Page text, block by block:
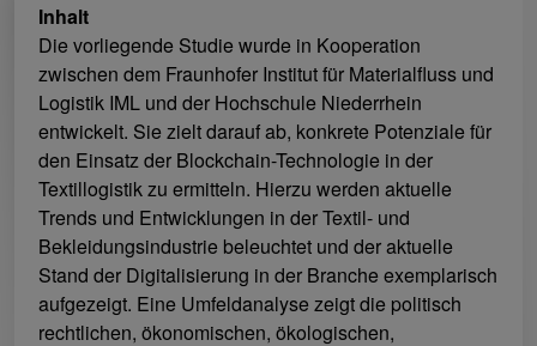
Inhalt
Die vorliegende Studie wurde in Kooperation
zwischen dem Fraunhofer Institut für Materialfluss und
Logistik IML und der Hochschule Niederrhein
entwickelt. Sie zielt darauf ab, konkrete Potenziale für
den Einsatz der Blockchain-Technologie in der
Textillogistik zu ermitteln. Hierzu werden aktuelle
Trends und Entwicklungen in der Textil- und
Bekleidungsindustrie beleuchtet und der aktuelle
Stand der Digitalisierung in der Branche exemplarisch
aufgezeigt. Eine Umfeldanalyse zeigt die politisch
rechtlichen, ökonomischen, ökologischen,